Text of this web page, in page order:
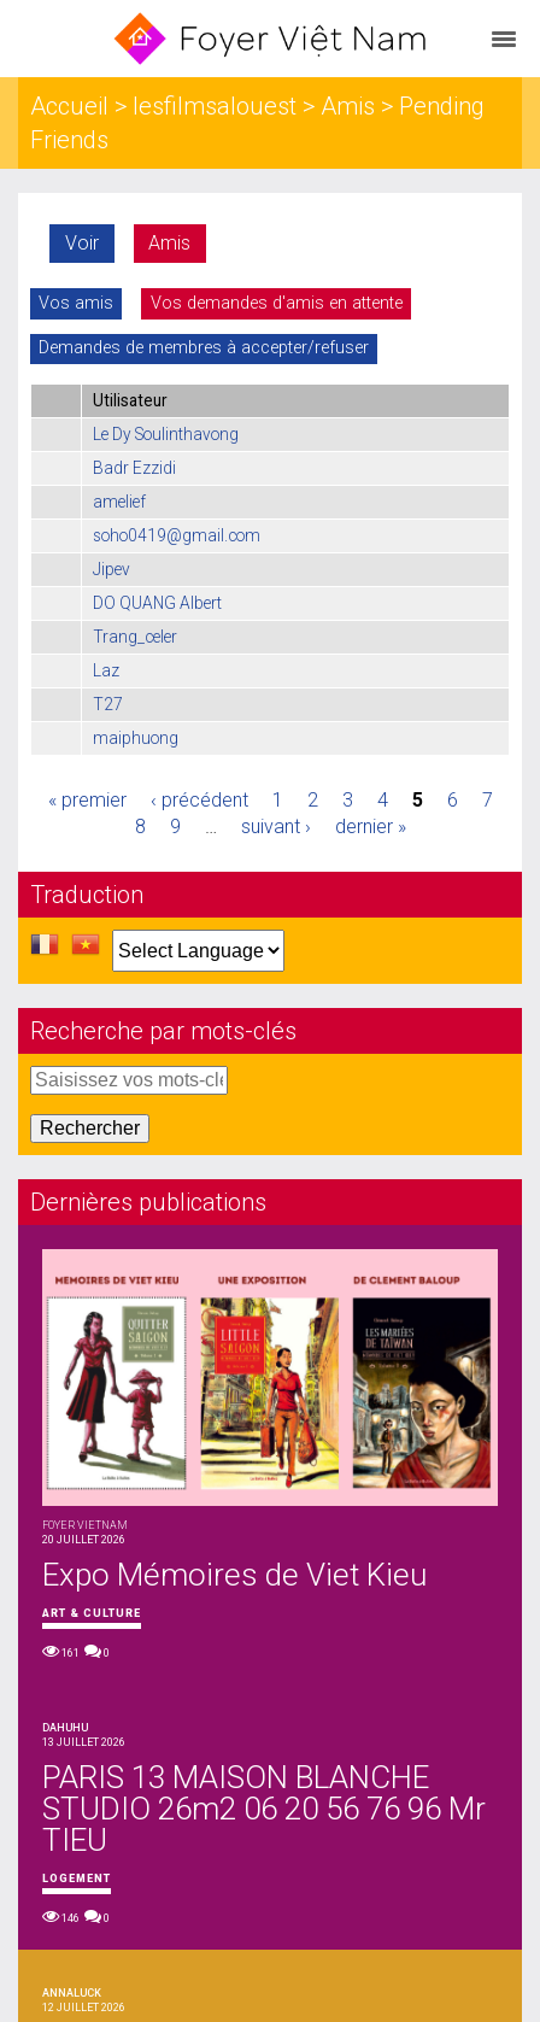
Accueil > lesfilmsalouest > Amis > Pending
Friends
Voir Amis
Vos amis Vos demandes d'amis en attente
Demandes de membres à accepter/refuser
Utilisateur
Le Dy Soulinthavong
Badr Ezzidi
amelief
soho0419@gmail.com
Jipev
DO QUANG Albert
Trang_celer
Laz
T27
maiphuong
« premier ‹ précédent 1 2 3 4 5 6
7
8
9 … suivant › dernier »
Traduction
Recherche par mots-clés
Dernières publications
FOYER VIETNAM
20 JUILLET 2026
Expo Mémoires de Viet Kieu
ART & CULTURE
161 0
DAHUHU
13 JUILLET 2026
PARIS 13 MAISON BLANCHE
STUDIO 26m2 06 20 56 76 96 Mr
TIEU
LOGEMENT
146 0
ANNALUCK
12 JUILLET 2026